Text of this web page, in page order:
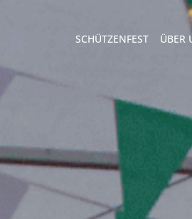
SCHÜTZENFEST ÜBER